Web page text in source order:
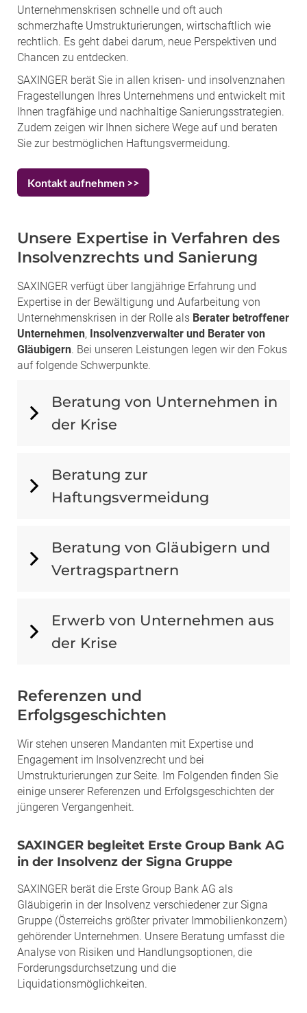
Unternehmenskrisen schnelle und oft auch
schmerzhafte Umstrukturierungen, wirtschaftlich wie
rechtlich. Es geht dabei darum, neue Perspektiven und
Chancen zu entdecken.
SAXINGER berät Sie in allen krisen- und insolvenznahen
Fragestellungen Ihres Unternehmens und entwickelt mit
Ihnen tragfähige und nachhaltige Sanierungsstrategien.
Zudem zeigen wir Ihnen sichere Wege auf und beraten
Sie zur bestmöglichen Haftungsvermeidung.
Kontakt aufnehmen >>
Unsere Expertise in Verfahren des
Insolvenzrechts und Sanierung
SAXINGER verfügt über langjährige Erfahrung und
Expertise in der Bewältigung und Aufarbeitung von
Unternehmenskrisen in der Rolle als Berater betroffener
Unternehmen, Insolvenzverwalter und Berater von
Gläubigern. Bei unseren Leistungen legen wir den Fokus
auf folgende Schwerpunkte.
Beratung von Unternehmen in
der Krise
Beratung zur
Haftungsvermeidung
Beratung von Gläubigern und
Vertragspartnern
Erwerb von Unternehmen aus
der Krise
Referenzen und
Erfolgsgeschichten
Wir stehen unseren Mandanten mit Expertise und
Engagement im Insolvenzrecht und bei
Umstrukturierungen zur Seite. Im Folgenden finden Sie
einige unserer Referenzen und Erfolgsgeschichten der
jüngeren Vergangenheit.
SAXINGER begleitet Erste Group Bank AG
in der Insolvenz der Signa Gruppe
SAXINGER berät die Erste Group Bank AG als
Gläubigerin in der Insolvenz verschiedener zur Signa
Gruppe (Österreichs größter privater Immobilienkonzern)
gehörender Unternehmen. Unsere Beratung umfasst die
Analyse von Risiken und Handlungsoptionen, die
Forderungsdurchsetzung und die
Liquidationsmöglichkeiten.